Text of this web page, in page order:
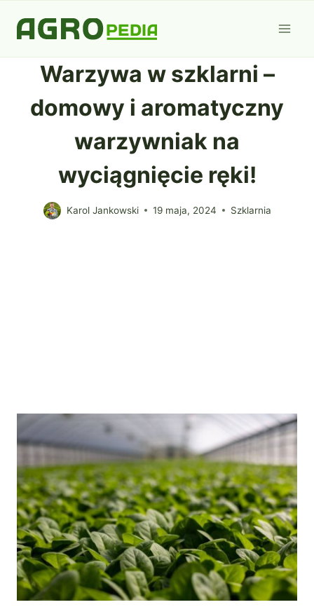
Warzywa w szklarni –
domowy i aromatyczny
warzywniak na
wyciągnięcie ręki!
Karol Jankowski 19 maja, 2024 Szklarnia